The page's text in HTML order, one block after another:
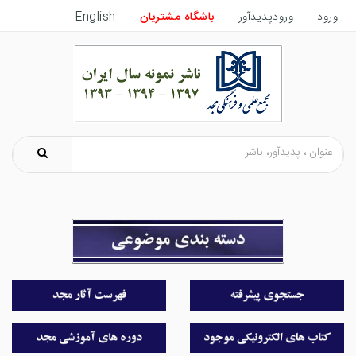
ورود ورودپدیدآور باشگاه مشتریان English